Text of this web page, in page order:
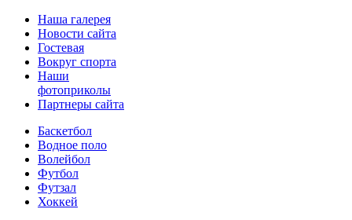
Наша галерея
Новости сайта
Гостевая
Вокруг спорта
Наши
фотоприколы
Партнеры сайта
Баскетбол
Водное поло
Волейбол
Футбол
Футзал
Хоккей